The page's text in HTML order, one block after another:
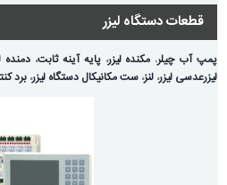
قطعات دستگاه لیزر
پمپ آب چیلر، مکنده لیزر،پایه آینه ثابت، دمنده
لیزرعدسی لیزر، لنز، ست مکانیکال دستگاه لیزر، برد